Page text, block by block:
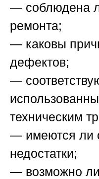
— соблюдена
ремонта;
— каковы
дефектов;
—
техническим
— имеются ли
недостатки;
— возможно